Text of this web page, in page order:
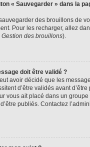
« Sauvegarder » dans la
sauvegarder des brouillons de
Pour les recharger, allez
Gestion des brouillons).
doit être validé ?
avoir décidé que les
d’être validés avant
vous ait placé dans un
publiés. Contactez